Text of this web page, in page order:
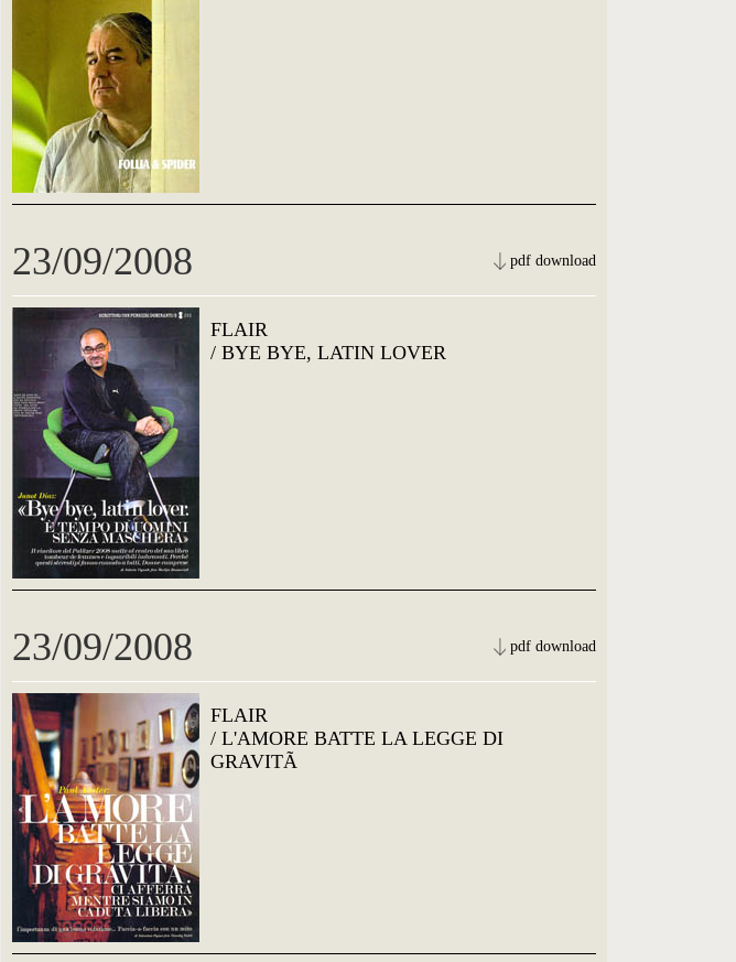
23/09/2008 pdf download
FLAIR
/ BYE BYE, LATIN LOVER
23/09/2008 pdf download
FLAIR
/ L'AMORE BATTE LA LEGGE DI
GRAVITÃ